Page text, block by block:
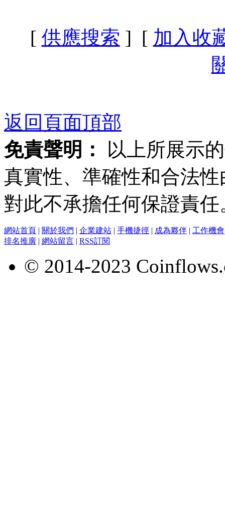
[ 供應搜索 ] [ 加入收
返回頁面頂部
免責聲明：
以上所展示
真實性、準確性和合法
對此不承擔任何保證責任
網站首頁 | 關於我們 | 企業建站 | 手機捷徑 | 成為夥伴 | 工作機會
排名推廣 | 網站留言 | RSS訂閱
© 2014-2023